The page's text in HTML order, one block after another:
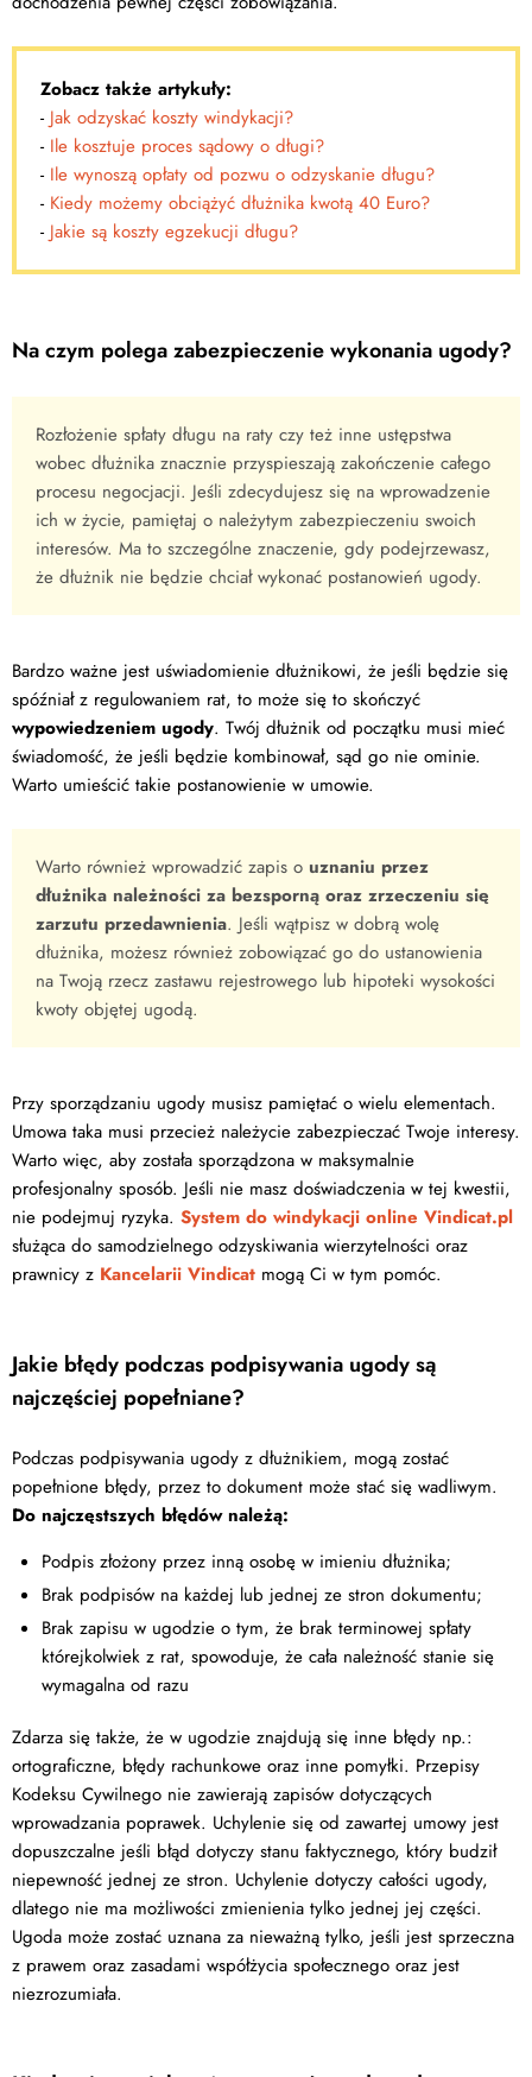
Zobacz także artykuły:
- Jak odzyskać koszty windykacji?
- Ile kosztuje proces sądowy o długi?
- Ile wynoszą opłaty od pozwu o odzyskanie długu?
- Kiedy możemy obciążyć dłużnika kwotą 40 Euro?
- Jakie są koszty egzekucji długu?
Na czym polega zabezpieczenie wykonania ugody?
Rozłożenie spłaty długu na raty czy też inne ustępstwa
wobec dłużnika znacznie przyspieszają zakończenie całego
procesu negocjacji. Jeśli zdecydujesz się na wprowadzenie
ich w życie, pamiętaj o należytym zabezpieczeniu swoich
interesów. Ma to szczególne znaczenie, gdy podejrzewasz,
że dłużnik nie będzie chciał wykonać postanowień ugody.
Bardzo ważne jest uświadomienie dłużnikowi, że jeśli będzie się
spóźniał z regulowaniem rat, to może się to skończyć
wypowiedzeniem ugody. Twój dłużnik od początku musi mieć
świadomość, że jeśli będzie kombinował, sąd go nie ominie.
Warto umieścić takie postanowienie w umowie.
Warto również wprowadzić zapis o uznaniu przez
dłużnika należności za bezsporną oraz zrzeczeniu się
zarzutu przedawnienia. Jeśli wątpisz w dobrą wolę
dłużnika, możesz również zobowiązać go do ustanowienia
na Twoją rzecz zastawu rejestrowego lub hipoteki wysokości
kwoty objętej ugodą.
Przy sporządzaniu ugody musisz pamiętać o wielu elementach.
Umowa taka musi przecież należycie zabezpieczać Twoje interesy.
Warto więc, aby została sporządzona w maksymalnie
profesjonalny sposób. Jeśli nie masz doświadczenia w tej kwestii,
nie podejmuj ryzyka. System do windykacji online Vindicat.pl
służąca do samodzielnego odzyskiwania wierzytelności oraz
prawnicy z Kancelarii Vindicat mogą Ci w tym pomóc.
Jakie błędy podczas podpisywania ugody są
najczęściej popełniane?
Podczas podpisywania ugody z dłużnikiem, mogą zostać
popełnione błędy, przez to dokument może stać się wadliwym.
Do najczęstszych błędów należą:
Podpis złożony przez inną osobę w imieniu dłużnika;
Brak podpisów na każdej lub jednej ze stron dokumentu;
Brak zapisu w ugodzie o tym, że brak terminowej spłaty
którejkolwiek z rat, spowoduje, że cała należność stanie się
wymagalna od razu
Zdarza się także, że w ugodzie znajdują się inne błędy np.:
ortograficzne, błędy rachunkowe oraz inne pomyłki. Przepisy
Kodeksu Cywilnego nie zawierają zapisów dotyczących
wprowadzania poprawek. Uchylenie się od zawartej umowy jest
dopuszczalne jeśli błąd dotyczy stanu faktycznego, który budził
niepewność jednej ze stron. Uchylenie dotyczy całości ugody,
dlatego nie ma możliwości zmienienia tylko jednej jej części.
Ugoda może zostać uznana za nieważną tylko, jeśli jest sprzeczna
z prawem oraz zasadami współżycia społecznego oraz jest
niezrozumiała.